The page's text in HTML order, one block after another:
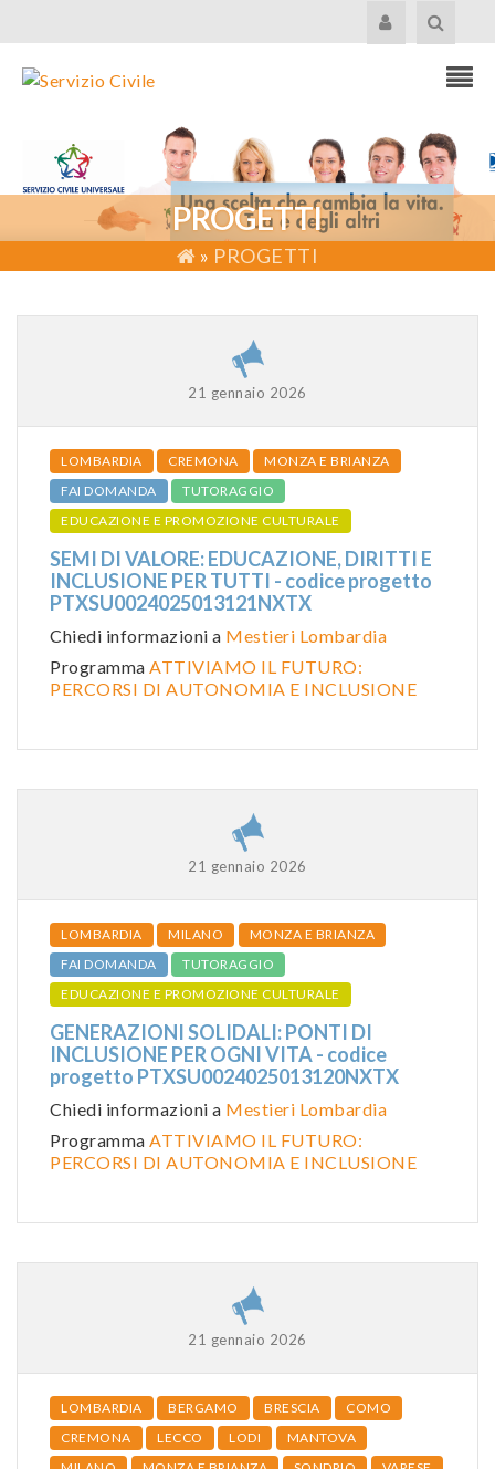
PROGETTI
» PROGETTI
21 gennaio 2026
LOMBARDIA CREMONA
MONZA E BRIANZA
FAI DOMANDA
TUTORAGGIO
EDUCAZIONE E PROMOZIONE CULTURALE
SEMI DI VALORE: EDUCAZIONE, DIRITTI E
INCLUSIONE PER TUTTI - codice progetto
PTXSU0024025013121NXTX
Chiedi informazioni a Mestieri Lombardia
Programma ATTIVIAMO IL FUTURO:
PERCORSI DI AUTONOMIA E INCLUSIONE
21 gennaio 2026
LOMBARDIA MILANO
MONZA E BRIANZA
FAI DOMANDA
TUTORAGGIO
EDUCAZIONE E PROMOZIONE CULTURALE
GENERAZIONI SOLIDALI: PONTI DI
INCLUSIONE PER OGNI VITA - codice
progetto PTXSU0024025013120NXTX
Chiedi informazioni a Mestieri Lombardia
Programma ATTIVIAMO IL FUTURO:
PERCORSI DI AUTONOMIA E INCLUSIONE
21 gennaio 2026
LOMBARDIA BERGAMO BRESCIA
COMO
CREMONA
LECCO LODI
MANTOVA